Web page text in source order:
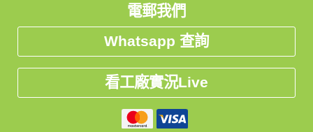
電郵我們
Whatsapp 查詢
看工廠實況Live